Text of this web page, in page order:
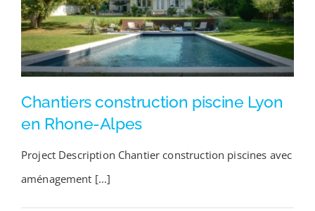
Chantiers construction piscine Lyon
en Rhone-Alpes
Project Description Chantier construction piscines avec
aménagement [...]